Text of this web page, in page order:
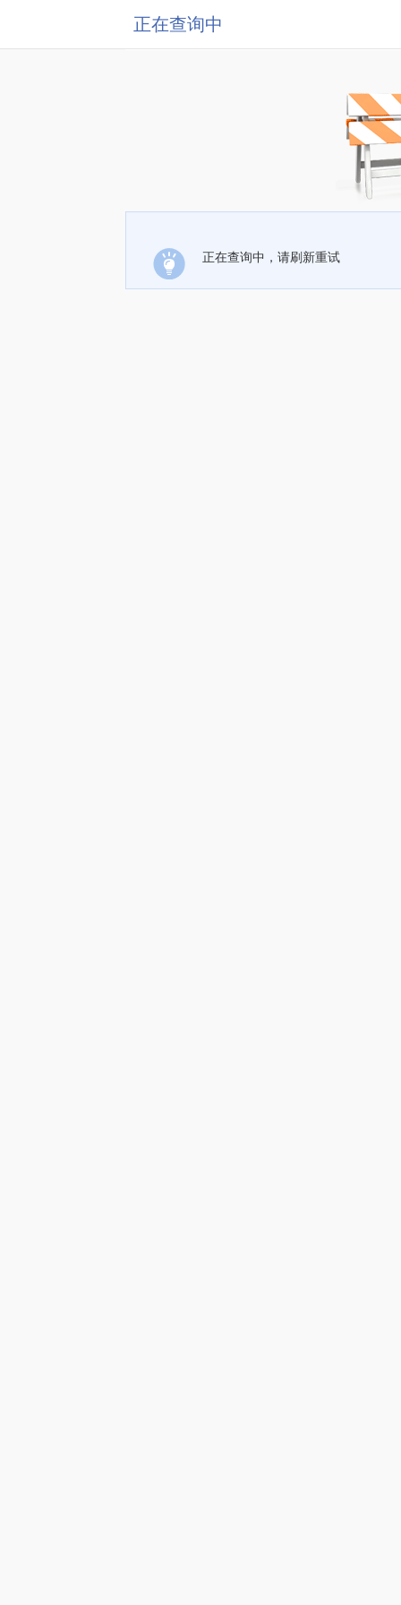
正在查询中
正在查询中，请刷新重试